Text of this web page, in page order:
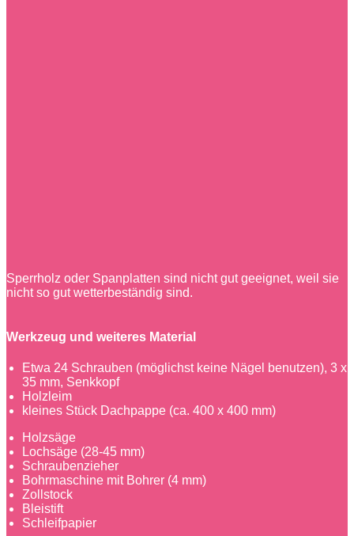
Sperrholz oder Spanplatten sind nicht gut geeignet, weil sie
nicht so gut wetterbeständig sind.
Werkzeug und weiteres Material
Etwa 24 Schrauben (möglichst keine Nägel benutzen), 3 x
35 mm, Senkkopf
Holzleim
kleines Stück Dachpappe (ca. 400 x 400 mm)
Holzsäge
Lochsäge (28-45 mm)
Schraubenzieher
Bohrmaschine mit Bohrer (4 mm)
Zollstock
Bleistift
Schleifpapier